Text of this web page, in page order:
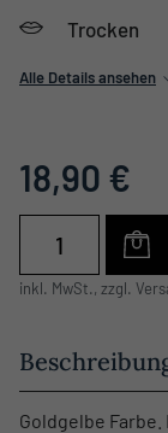
Trocken
Alle Details ansehen
18,90 €
inkl. MwSt., zzgl.
Goldgelbe